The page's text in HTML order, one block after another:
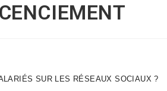
SUR LES RÉSEAUX SOCIAUX ?